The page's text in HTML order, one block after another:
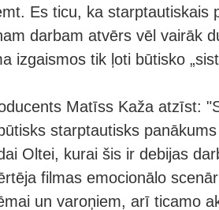
Es ticu, ka starptautiskais
darbam atvērs vēl vairāk
izgaismos tik ļoti būtisko
Matīss Kaža atzīst:
starptautisks
Oltei, kurai šis ir debijas
filmas emocionālo
un varoņiem, arī ticamo